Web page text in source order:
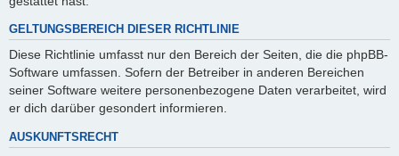
GELTUNGSBEREICH DIESER RICHTLINIE
Diese Richtlinie umfasst nur den Bereich der Seiten, die die phpBB-
Software umfassen. Sofern der Betreiber in anderen Bereichen
seiner Software weitere personenbezogene Daten verarbeitet, wird
er dich darüber gesondert informieren.
AUSKUNFTSRECHT